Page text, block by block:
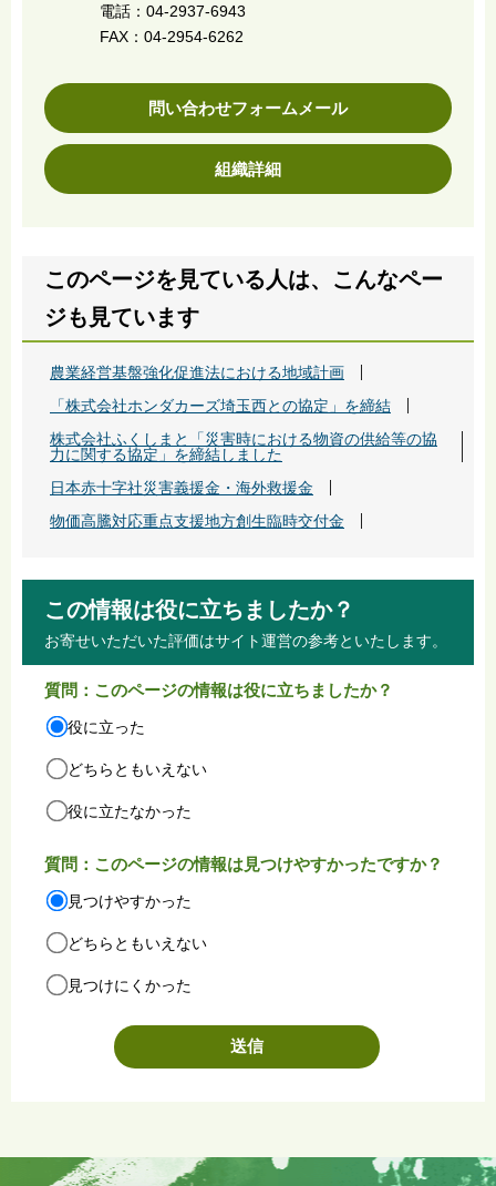
電話：04-2937-6943
FAX：04-2954-6262
問い合わせフォームメール
組織詳細
このページを見ている人は、こんなペー
ジも見ています
農業経営基盤強化促進法における地域計画
「株式会社ホンダカーズ埼玉西との協定」を締結
株式会社ふくしまと「災害時における物資の供給等の協
力に関する協定」を締結しました
日本赤十字社災害義援金・海外救援金
物価高騰対応重点支援地方創生臨時交付金
この情報は役に立ちましたか？
お寄せいただいた評価はサイト運営の参考といたします。
質問：このページの情報は役に立ちましたか？
役に立った
どちらともいえない
役に立たなかった
質問：このページの情報は見つけやすかったですか？
見つけやすかった
どちらともいえない
見つけにくかった